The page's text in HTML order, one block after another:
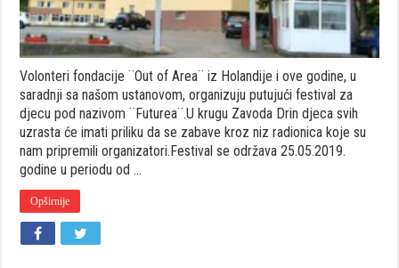
Volonteri fondacije ¨Out of Area¨ iz Holandije i ove godine, u
saradnji sa našom ustanovom, organizuju putujući festival za
djecu pod nazivom ¨Futurea¨.U krugu Zavoda Drin djeca svih
uzrasta će imati priliku da se zabave kroz niz radionica koje su
nam pripremili organizatori.Festival se održava 25.05.2019.
godine u periodu od …
Opširnije